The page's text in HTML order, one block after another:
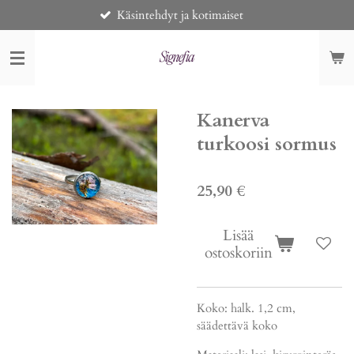
pääsisältöön
Käsintehdyt ja kotimaiset
Kanerva
turkoosi sormus
25,90 €
Lisää
ostoskoriin
Koko: halk. 1,2 cm,
säädettävä koko